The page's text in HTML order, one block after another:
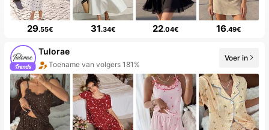
29.55€ 31.34€ 22.04€ 16.49€
Tulorae
Verkoopstijging 204%
Voer in